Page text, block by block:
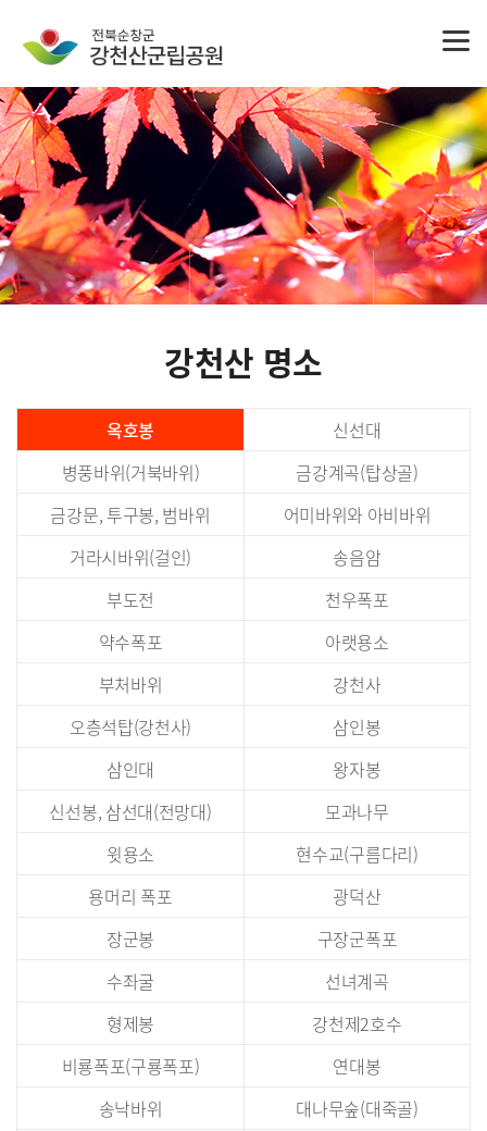
강천산 명소
옥호봉
신선대
병풍바위(거북바위)
금강계곡(탑상골)
금강문, 투구봉, 범바위
어미바위와 아비바위
거라시바위(걸인)
송음암
부도전
천우폭포
약수폭포
아랫용소
부처바위
강천사
오층석탑(강천사)
삼인봉
삼인대
왕자봉
신선봉, 삼선대(전망대)
모과나무
윗용소
현수교(구름다리)
용머리 폭포
광덕산
장군봉
구장군폭포
수좌굴
선녀계곡
형제봉
강천제2호수
비룡폭포(구룡폭포)
연대봉
송낙바위
대나무숲(대죽골)